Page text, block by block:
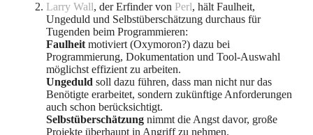
Larry Wall, der Erfinder von Perl, hält Faulheit,
Ungeduld und Selbstüberschätzung durchaus für
Tugenden beim Programmieren:
Faulheit motiviert (Oxymoron?) dazu bei
Programmierung, Dokumentation und Tool-Auswahl
möglichst effizient zu arbeiten.
Ungeduld soll dazu führen, dass man nicht nur das
Benötigte erarbeitet, sondern zukünftige Anforderungen
auch schon berücksichtigt.
Selbstüberschätzung nimmt die Angst davor, große
Projekte überhaupt in Angriff zu nehmen.